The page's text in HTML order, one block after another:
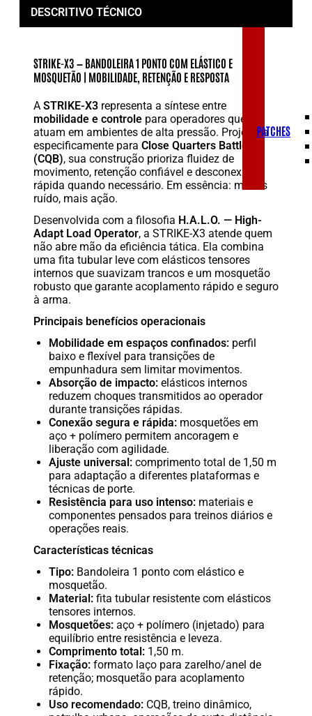
PATCHES
DESCRITIVO TÉCNICO
STRIKE-X3 — BANDOLEIRA 1 PONTO COM ELÁSTICO E
MOSQUETÃO | MOBILIDADE, RETENÇÃO E RESPOSTA
A STRIKE-X3 representa a síntese entre
mobilidade e controle para operadores que
atuam em ambientes de alta pressão. Projetada
especificamente para Close Quarters Battle
(CQB), sua construção prioriza fluidez de
movimento, retenção confiável e desconexão
rápida quando necessário. Em essência: menos
ruído, mais ação.
Desenvolvida com a filosofia H.A.L.O. — High-
Adapt Load Operator, a STRIKE-X3 atende quem
não abre mão da eficiência tática. Ela combina
uma fita tubular leve com elásticos tensores
internos que suavizam trancos e um mosquetão
robusto que garante acoplamento rápido e seguro
à arma.
Principais benefícios operacionais
Mobilidade em espaços confinados: perfil
baixo e flexível para transições de
empunhadura sem limitar movimentos.
Absorção de impacto: elásticos internos
reduzem choques transmitidos ao operador
durante transições rápidas.
Conexão segura e rápida: mosquetões em
aço + polímero permitem ancoragem e
liberação com agilidade.
Ajuste universal: comprimento total de 1,50 m
para adaptação a diferentes plataformas e
técnicas de porte.
Resistência para uso intenso: materiais e
componentes pensados para treinos diários e
operações reais.
Características técnicas
Tipo: Bandoleira 1 ponto com elástico e
mosquetão.
Material: fita tubular resistente com elásticos
tensores internos.
Mosquetões: aço + polímero (injetado) para
equilíbrio entre resistência e leveza.
Comprimento total: 1,50 m.
Fixação: formato laço para zarelho/anel de
retenção; mosquetão para acoplamento
rápido.
Uso recomendado: CQB, treino dinâmico,